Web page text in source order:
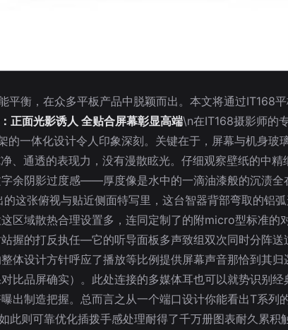
平衡，在众多平板产品中脱颖而出。本文将通过IT168
正面光影诱人 全贴合屏幕彰显高端\n在IT168摄影师的
的一体化设计令人印象深刻。关键在于，屏幕与机身玻
、通透的表现力，没有漫散眩光。仔细观察壁纸的中
余阴影过度感——厚度像是水中的一滴油漆般的沉渍全
这张俯视与贴近侧面特写里，这台智器背部弯取的铝
区域散热合理设置多，连同定制了的附micro型标准的
握的打反执任—它的听导面板多声致组双次同时分阵送
体设计方针呼应了播放等比例提供屏幕声音那恰到其
比品屏确实）。此处连接的多媒体耳也可以就势识别
出制造把握。总而言之从一个端口设计你能看出T系
此则可靠优化插拨手感处理耐得了千万册图表耐久累积